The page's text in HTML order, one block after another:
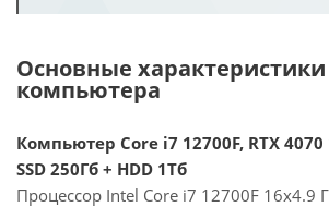
Основные характеристики
компьютера
Компьютер Core i7 12700F, RTX 4070
SSD 250Гб + HDD 1Тб
Процессор Intel Core i7 12700F 16x4.9